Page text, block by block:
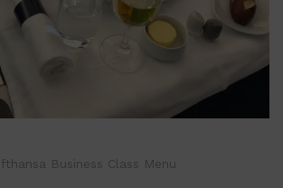
Business Class Menu